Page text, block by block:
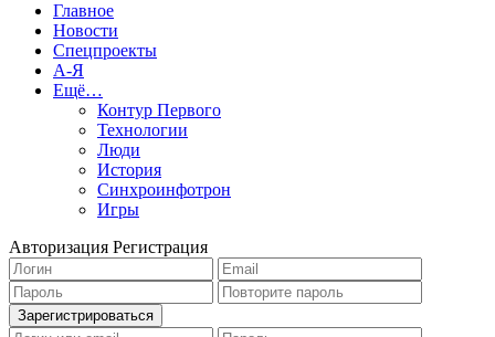
Главное
Новости
Спецпроекты
А-Я
Ещё…
Контур Первого
Технологии
Люди
История
Синхроинфотрон
Игры
Авторизация Регистрация